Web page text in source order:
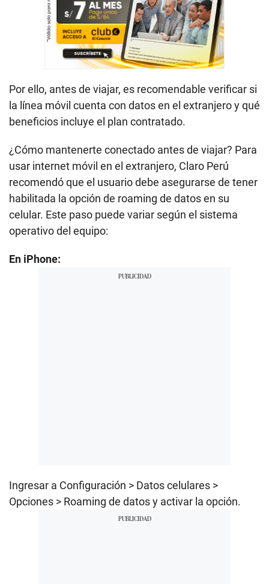
Por ello, antes de viajar, es recomendable verificar si
la línea móvil cuenta con datos en el extranjero y qué
beneficios incluye el plan contratado.
¿Cómo mantenerte conectado antes de viajar? Para
usar internet móvil en el extranjero, Claro Perú
recomendó que el usuario debe asegurarse de tener
habilitada la opción de roaming de datos en su
celular. Este paso puede variar según el sistema
operativo del equipo:
En iPhone:
Ingresar a Configuración > Datos celulares >
Opciones > Roaming de datos y activar la opción.